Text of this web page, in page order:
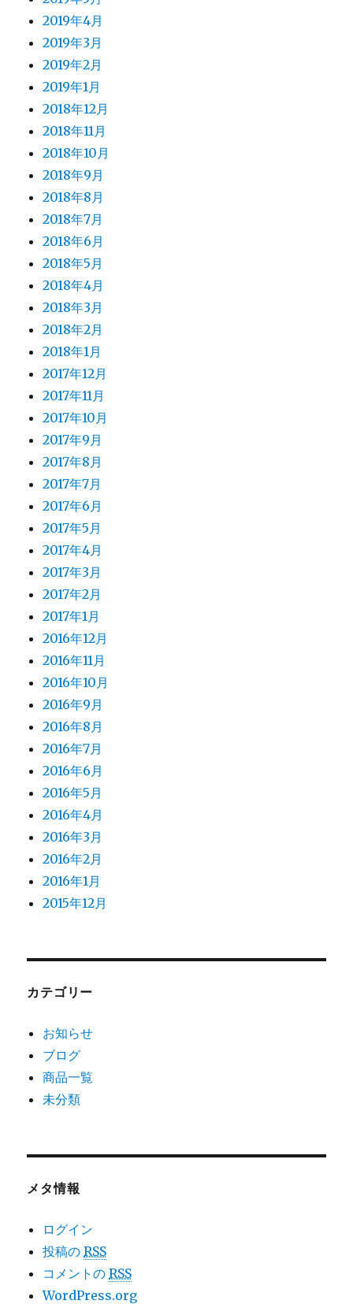
2019年4月
2019年3月
2019年2月
2019年1月
2018年12月
2018年11月
2018年10月
2018年9月
2018年8月
2018年7月
2018年6月
2018年5月
2018年4月
2018年3月
2018年2月
2018年1月
2017年12月
2017年11月
2017年10月
2017年9月
2017年8月
2017年7月
2017年6月
2017年5月
2017年4月
2017年3月
2017年2月
2017年1月
2016年12月
2016年11月
2016年10月
2016年9月
2016年8月
2016年7月
2016年6月
2016年5月
2016年4月
2016年3月
2016年2月
2016年1月
2015年12月
カテゴリー
お知らせ
ブログ
商品一覧
未分類
メタ情報
ログイン
投稿のRSS
コメントのRSS
WordPress.org